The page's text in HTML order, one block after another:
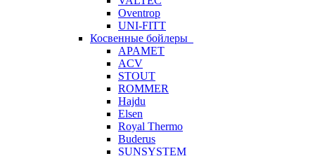
Oventrop
UNI-FITT
Косвенные бойлеры
APAMET
ACV
STOUT
ROMMER
Hajdu
Elsen
Royal Thermo
Buderus
SUNSYSTEM